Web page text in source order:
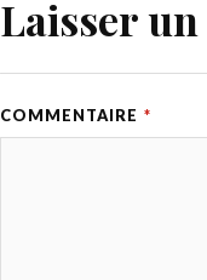
Laisser
COMMENTAIRE *